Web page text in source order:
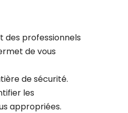
des professionnels
de vous
de sécurité.
les
appropriées.